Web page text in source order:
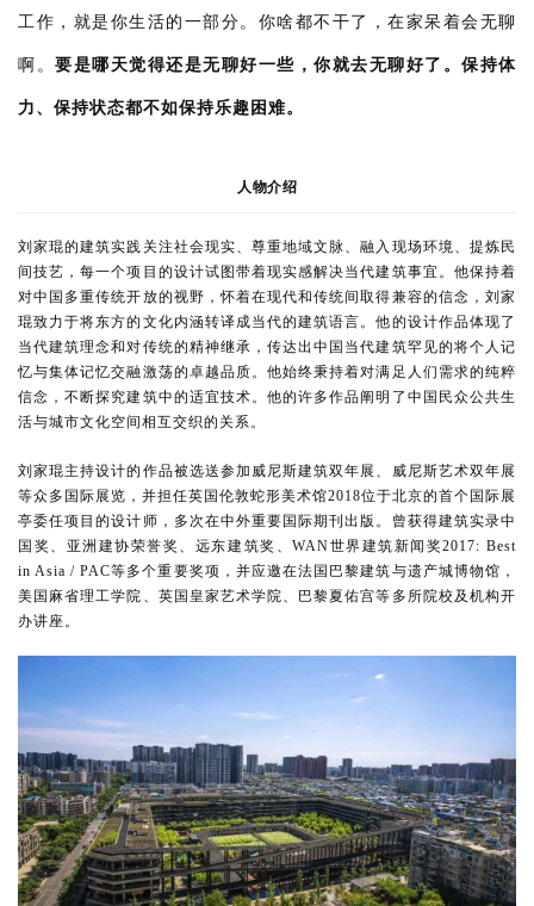
工作，就是你生活的一部分。你啥都不干了，在家呆着会无聊
啊。 要是哪天觉得还是无聊好一些，你就去无聊好了。保持体
力、保持状态都不如保持乐趣困难。
人物介绍
刘家琨的建筑实践关注社会现实、尊重地域文脉、融入现场环境、提炼民
间技艺，每一个项目的设计试图带着现实感解决当代建筑事宜。他保持着
对中国多重传统开放的视野，怀着在现代和传统间取得兼容的信念，刘家
琨致力于将东方的文化内涵转译成当代的建筑语言。他的设计作品体现了
当代建筑理念和对传统的精神继承，传达出中国当代建筑罕见的将个人记
忆与集体记忆交融激荡的卓越品质。他始终秉持着对满足人们需求的纯粹
信念，不断探究建筑中的适宜技术。他的许多作品阐明了中国民众公共生
活与城市文化空间相互交织的关系。
刘家琨主持设计的作品被选送参加威尼斯建筑双年展、威尼斯艺术双年展
等众多国际展览，并担任英国伦敦蛇形美术馆2018位于北京的首个国际展
亭委任项目的设计师，多次在中外重要国际期刊出版。曾获得建筑实录中
国奖、亚洲建协荣誉奖、远东建筑奖、WAN世界建筑新闻奖2017: Best
in Asia / PAC等多个重要奖项，并应邀在法国巴黎建筑与遗产城博物馆，
美国麻省理工学院、英国皇家艺术学院、巴黎夏佑宫等多所院校及机构开
办讲座。